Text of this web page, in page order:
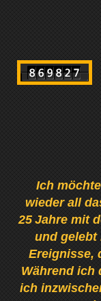
Ich
wieder all
25 Jahre mit
und gelebt
Ereignisse,
Während ich
ich